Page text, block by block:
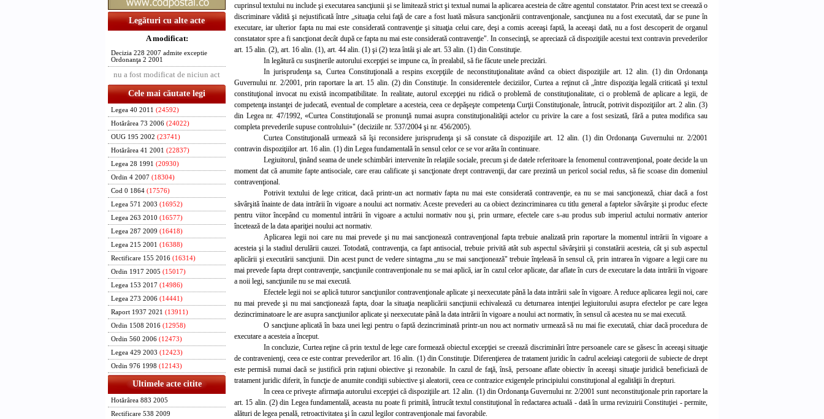
Legături cu alte acte
A modificat:
Decizia 228 2007 admite exceptie
Ordonanţa 2 2001
nu a fost modificat de niciun act
Cele mai căutate legi
Legea 40 2011 (24592)
Hotărârea 73 2006 (24022)
OUG 195 2002 (23741)
Hotărârea 41 2001 (22837)
Legea 28 1991 (20930)
Ordin 4 2007 (18304)
Cod 0 1864 (17576)
Legea 571 2003 (16952)
Legea 263 2010 (16577)
Legea 287 2009 (16418)
Legea 215 2001 (16388)
Rectificare 155 2016 (16314)
Ordin 1917 2005 (15017)
Legea 153 2017 (14986)
Legea 273 2006 (14441)
Raport 1937 2021 (13911)
Ordin 1508 2016 (12958)
Ordin 560 2006 (12473)
Legea 429 2003 (12423)
Ordin 976 1998 (12143)
Ultimele acte citite
Hotărârea 883 2005
Rectificare 538 2009
cuprinsul textului nu include şi executarea sancţiunii şi se limitează strict şi textual numai la aplicarea acesteia de către agentul constatator. Prin acest text se creează o
discriminare vădită şi nejustificată între „situaţia celui faţă de care a fost luată măsura sancţionării contravenţionale, sancţiunea nu a fost executată, dar se pune în
executare, iar ulterior fapta nu mai este considerată contravenţie şi situaţia celui care, deşi a comis aceeaşi faptă, la aceeaşi dată, nu a fost descoperit de organul
constatator spre a fi sancţionat decât după ce fapta nu mai este considerată contravenţie". In consecinţă, se apreciază că dispoziţiile acestui text contravin prevederilor
art. 15 alin. (2), art. 16 alin. (1), art. 44 alin. (1) şi (2) teza întâi şi ale art. 53 alin. (1) din Constituţie.
In legătură cu susţinerile autorului excepţiei se impune ca, în prealabil, să fie făcute unele precizări.
In jurisprudenţa sa, Curtea Constituţională a respins excepţiile de neconstituţionalitate având ca obiect dispoziţiile art. 12 alin. (1) din Ordonanţa
Guvernului nr. 2/2001, prin raportare la art. 15 alin. (2) din Constituţie. In considerentele deciziilor, Curtea a reţinut că „între dispoziţia legală criticată şi textul
constituţional invocat nu există incompatibilitate. In realitate, autorul excepţiei nu ridică o problemă de constituţionalitate, ci o problemă de aplicare a legii, de
competenţa instanţei de judecată, eventual de completare a acesteia, ceea ce depăşeşte competenţa Curţii Constituţionale, întrucât, potrivit dispoziţiilor art. 2 alin. (3)
din Legea nr. 47/1992, «Curtea Constituţională se pronunţă numai asupra constituţionalităţii actelor cu privire la care a fost sesizată, fără a putea modifica sau
completa prevederile supuse controlului»" (deciziile nr. 537/2004 şi nr. 456/2005).
Curtea Constituţională urmează să îşi reconsidere jurisprudenţa şi să constate că dispoziţiile art. 12 alin. (1) din Ordonanţa Guvernului nr. 2/2001
contravin dispoziţiilor art. 16 alin. (1) din Legea fundamentală în sensul celor ce se vor arăta în continuare.
Legiuitorul, ţinând seama de unele schimbări intervenite în relaţiile sociale, precum şi de datele referitoare la fenomenul contravenţional, poate decide la un
moment dat că anumite fapte antisociale, care erau calificate şi sancţionate drept contravenţii, dar care prezintă un pericol social redus, să fie scoase din domeniul
contravenţional.
Potrivit textului de lege criticat, dacă printr-un act normativ fapta nu mai este considerată contravenţie, ea nu se mai sancţionează, chiar dacă a fost
săvârşită înainte de data intrării în vigoare a noului act normativ. Aceste prevederi au ca obiect dezincriminarea cu titlu general a faptelor săvârşite şi produc efecte
pentru viitor începând cu momentul intrării în vigoare a actului normativ nou şi, prin urmare, efectele care s-au produs sub imperiul actului normativ anterior
încetează de la data apariţiei noului act normativ.
Aplicarea legii noi care nu mai prevede şi nu mai sancţionează contravenţional fapta trebuie analizată prin raportare la momentul intrării în vigoare a
acesteia şi la stadiul derulării cauzei. Totodată, contravenţia, ca fapt antisocial, trebuie privită atât sub aspectul săvârşirii şi constatării acesteia, cât şi sub aspectul
aplicării şi executării sancţiunii. Din acest punct de vedere sintagma „nu se mai sancţionează" trebuie înţeleasă în sensul că, prin intrarea în vigoare a legii care nu
mai prevede fapta drept contravenţie, sancţiunile contravenţionale nu se mai aplică, iar în cazul celor aplicate, dar aflate în curs de executare la data intrării în vigoare
a noii legi, sancţiunile nu se mai execută.
Efectele legii noi se aplică tuturor sancţiunilor contravenţionale aplicate şi neexecutate până la data intrării sale în vigoare. A reduce aplicarea legii noi, care
nu mai prevede şi nu mai sancţionează fapta, doar la situaţia neaplicării sancţiunii echivalează cu deturnarea intenţiei legiuitorului asupra efectelor pe care legea
dezincriminatoare le are asupra sancţiunilor aplicate şi neexecutate până la data intrării în vigoare a noului act normativ, în sensul că acestea nu se mai execută.
O sancţiune aplicată în baza unei legi pentru o faptă dezincriminată printr-un nou act normativ urmează să nu mai fie executată, chiar dacă procedura de
executare a acesteia a început.
In concluzie, Curtea reţine că prin textul de lege care formează obiectul excepţiei se creează discriminări între persoanele care se găsesc în aceeaşi situaţie
de contravenienţi, ceea ce este contrar prevederilor art. 16 alin. (1) din Constituţie. Diferenţierea de tratament juridic în cadrul aceleiaşi categorii de subiecte de drept
este permisă numai dacă se justifică prin raţiuni obiective şi rezonabile. In cazul de faţă, însă, persoane aflate obiectiv în aceeaşi situaţie juridică beneficiază de
tratament juridic diferit, în funcţie de anumite condiţii subiective şi aleatorii, ceea ce contrazice exigenţele principiului constituţional al egalităţii în drepturi.
In ceea ce priveşte afirmaţia autorului excepţiei că dispoziţiile art. 12 alin. (1) din Ordonanţa Guvernului nr. 2/2001 sunt neconstituţionale prin raportare la
art. 15 alin. (2) din Legea fundamentală, aceasta nu poate fi primită, întrucât textul constituţional în redactarea actuală - dată în urma revizuirii Constituţiei - permite,
alături de legea penală, retroactivitatea şi în cazul legilor contravenţionale mai favorabile.